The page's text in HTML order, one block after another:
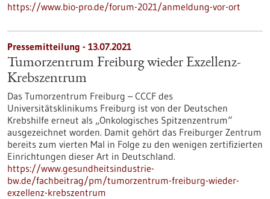
https://www.bio-pro.de/forum-2021/anmeldung-vor-ort
Pressemitteilung - 13.07.2021
Tumorzentrum Freiburg wieder Exzellenz-
Krebszentrum
Das Tumorzentrum Freiburg – CCCF des
Universitätsklinikums Freiburg ist von der Deutschen
Krebshilfe erneut als „Onkologisches Spitzenzentrum“
ausgezeichnet worden. Damit gehört das Freiburger Zentrum
bereits zum vierten Mal in Folge zu den wenigen zertifizierten
Einrichtungen dieser Art in Deutschland.
https://www.gesundheitsindustrie-
bw.de/fachbeitrag/pm/tumorzentrum-freiburg-wieder-
exzellenz-krebszentrum